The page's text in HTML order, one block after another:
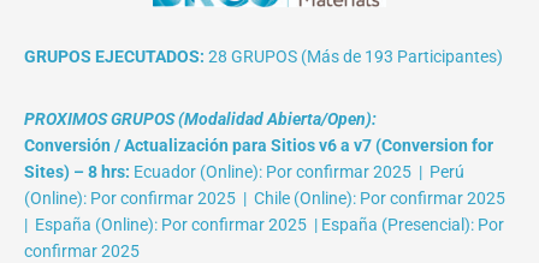
GRUPOS EJECUTADOS: 28 GRUPOS (Más de 193 Participantes)
PROXIMOS GRUPOS (Modalidad Abierta/Open):
Conversión / Actualización para Sitios v6 a v7 (Conversion for
Sites) – 8 hrs: Ecuador (Online): Por confirmar 2025 | Perú
(Online): Por confirmar 2025 | Chile (Online): Por confirmar 2025
| España (Online): Por confirmar 2025 | España (Presencial): Por
confirmar 2025